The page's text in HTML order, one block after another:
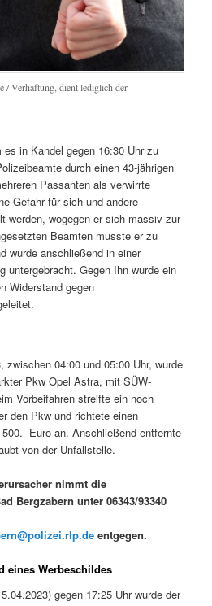
/ Verhaftung, dient lediglich der
in Kandel gegen 16:30 Uhr zu
durch einen 43-jährigen
Passanten als verwirrte
Gefahr für sich und andere
werden, wogegen er sich massiv zur
Beamten musste er zu
wurde anschließend in einer
untergebracht. Gegen Ihn wurde ein
Widerstand gegen
zwischen 04:00 und 05:00 Uhr, wurde
Pkw Opel Astra, mit SÜW-
Vorbeifahren streifte ein noch
den Pkw und richtete einen
Euro an. Anschließend entfernte
von der Unfallstelle.
nimmt die
Bergzabern unter 06343/93340
entgegen.
eines Werbeschildes
gegen 17:25 Uhr wurde der